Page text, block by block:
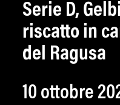
Serie D,
riscatto in
del Ragusa
10 ottobre